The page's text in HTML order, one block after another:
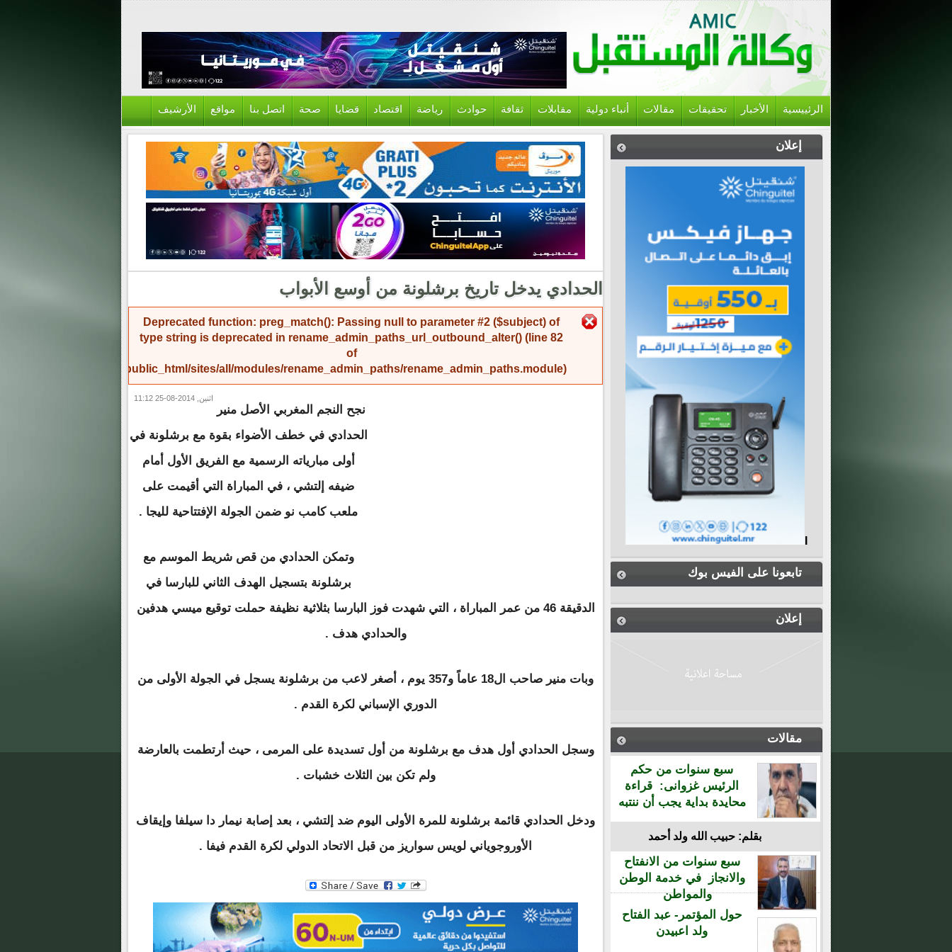
الرئييسية الأخبار تحقيقات مقالات أنباء دولية مقابلات ثقافة حوادث رياضة اقتصاد قضايا صحة اتصل بنا مواقع الأرشيف
إعلان
تابعونا على الفيس بوك
إعلان
مقالات
سبع سنوات من حكم
الرئيس غزوانى: قراءة
محايدة بداية يجب أن ننتبه
بقلم: حبيب الله ولد أحمد
سبع سنوات من الانفتاح
والانجاز في خدمة الوطن
والمواطن
حول المؤتمر- عبد الفتاح
ولد اعبيدن
الحدادي يدخل تاريخ برشلونة من أوسع الأبواب
رسالة الخطأ Deprecated function: preg_match(): Passing null to parameter #2 ($subject) of
type string is deprecated in rename_admin_paths_url_outbound_alter() (line 82
of
/home/amicinf1/public_html/sites/all/modules/rename_admin_paths/rename_admin_paths.module).
اثنين, 2014-08-25 11:12
نجح النجم المغربي الأصل منير
الحدادي في خطف الأضواء بقوة مع برشلونة في
أولى مبارياته الرسمية مع الفريق الأول أمام
ضيفه إلتشي ، في المباراة التي أقيمت على
ملعب كامب نو ضمن الجولة الإفتتاحية لليجا .
وتمكن الحدادي من قص شريط الموسم مع
برشلونة بتسجيل الهدف الثاني للبارسا في
الدقيقة 46 من عمر المباراة ، التي شهدت فوز البارسا بثلاثية نظيفة حملت توقيع ميسي هدفين
والحدادي هدف .
وبات منير صاحب ال18 عاماً و357 يوم ، أصغر لاعب من برشلونة يسجل في الجولة الأولى من
الدوري الإسباني لكرة القدم .
وسجل الحدادي أول هدف مع برشلونة من أول تسديدة على المرمى ، حيث أرتطمت بالعارضة
ولم تكن بين الثلاث خشبات .
ودخل الحدادي قائمة برشلونة للمرة الأولى اليوم ضد إلتشي ، بعد إصابة نيمار دا سيلفا وإيقاف
الأوروجوياني لويس سواريز من قبل الاتحاد الدولي لكرة القدم فيفا .